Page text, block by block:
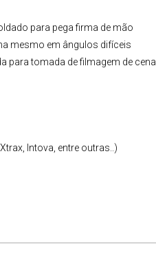
para pega firma de mão
mesmo em ângulos difíceis
para tomada de filmagem de cena
Xtrax , Intova, entre outras..)